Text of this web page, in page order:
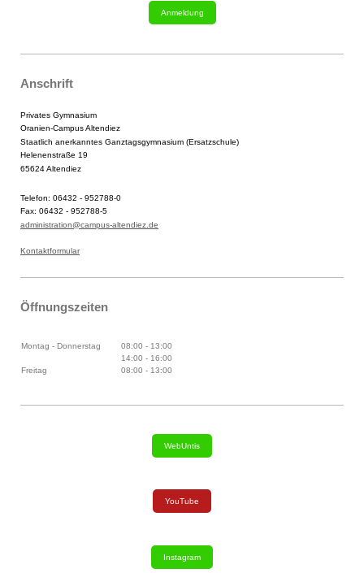
Anmeldung
Anschrift
Privates Gymnasium
Oranien-Campus Altendiez
Staatlich anerkanntes Ganztagsgymnasium (Ersatzschule)
Helenenstraße 19
65624 Altendiez
Telefon: 06432 - 952788-0
Fax: 06432 - 952788-5
administration@campus-altendiez.de
Kontaktformular
Öffnungszeiten
Montag - Donnerstag 08:00 - 13:00
14:00 - 16:00
Freitag
08:00 - 13:00
WebUntis
YouTube
Instagram